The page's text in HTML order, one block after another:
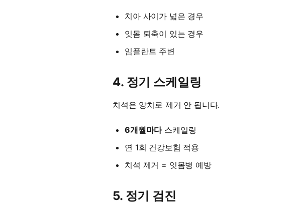
치아 사이가 넓은 경우
잇몸 퇴축이 있는 경우
임플란트 주변
4. 정기 스케일링
치석은 양치로 제거 안 됩니다.
6개월마다스케일링
연 1회 건강보험 적용
치석 제거 = 잇몸병 예방
5. 정기 검진